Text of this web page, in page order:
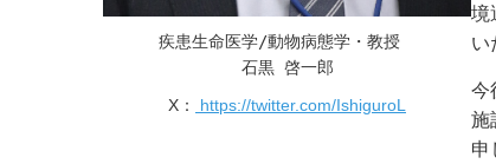
疾患生命医学/動物病態学・教授
石黒 啓一郎
X：
https://twitter.com/IshiguroL
境
い
今
施
申